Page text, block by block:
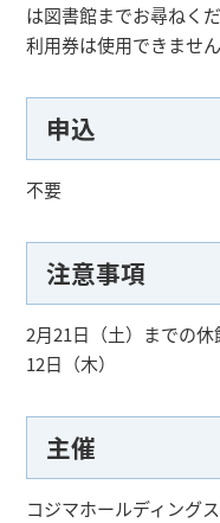
は図書館までお尋ねく
利用券は使用できません
申込
不要
注意事項
2月21日（土）までの
12日（木）
主催
コジマホールディング